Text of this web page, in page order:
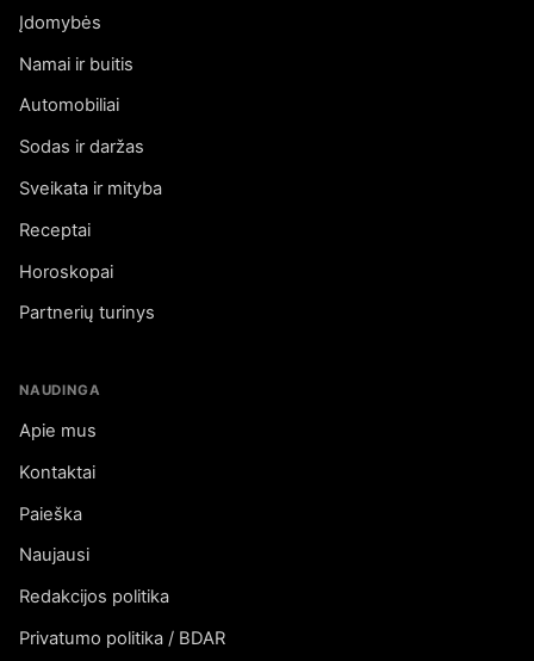
Įdomybės
Namai ir buitis
Automobiliai
Sodas ir daržas
Sveikata ir mityba
Receptai
Horoskopai
Partnerių turinys
NAUDINGA
Apie mus
Kontaktai
Paieška
Naujausi
Redakcijos politika
Privatumo politika / BDAR